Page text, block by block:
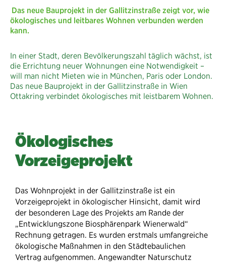
Das neue Bauprojekt in der Gallitzinstraße zeigt vor, wie
ökologisches und leitbares Wohnen verbunden werden
kann.
In einer Stadt, deren Bevölkerungszahl täglich wächst, ist
die Errichtung neuer Wohnungen eine Notwendigkeit –
will man nicht Mieten wie in München, Paris oder London.
Das neue Bauprojekt in der Gallitzinstraße in Wien
Ottakring verbindet ökologisches mit leistbarem Wohnen.
Ökologisches
Vorzeigeprojekt
Das Wohnprojekt in der Gallitzinstraße ist ein
Vorzeigeprojekt in ökologischer Hinsicht, damit wird
der besonderen Lage des Projekts ​am Rande der
„Entwicklungszone​ Biosphärenpark Wienerwald“
Rechnung getragen. Es wurden erstmals umfangreiche
ökologische Maßnahmen in den Städtebaulichen
Vertrag aufgenommen. Angewandter Naturschutz